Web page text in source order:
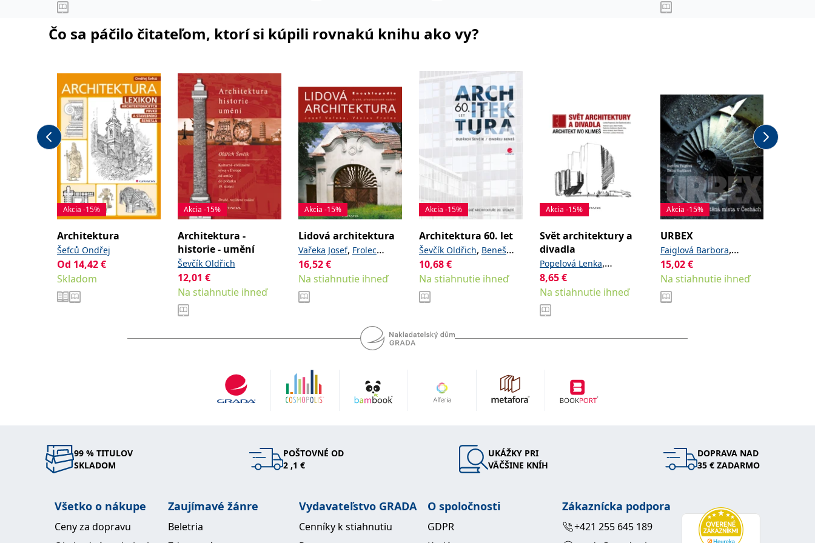
Čo sa páčilo čitateľom, ktorí si kúpili rovnakú knihu ako vy?
Akcia -15%
Architektura
Šefců Ondřej
Od 14,42€
Skladom
Akcia -15%
Architektura -
historie - umění
Ševčík Oldřich
12,01 €
Na stiahnutie ihneď
Akcia -15%
Lidová architektura
Vařeka Josef, Frolec
Václav
16,52€
Na stiahnutie ihneď
Akcia -15%
Architektura 60. let
Ševčík Oldřich, Beneš
Ondřej
10,68€
Na stiahnutie ihneď
Akcia -15%
Svět architektury a
divadla
Popelová Lenka,
Špačková Eva
8,65€
Na stiahnutie ihneď
Akcia -15%
URBEX
Faiglová Barbora,
Havlíková Katka
15,02€
Na stiahnutie ihneď
99 % TITULOV
SKLADOM
POŠTOVNÉ OD
2 ,1 €
UKÁŽKY PRI
VÄČŠINE KNÍH
DOPRAVA NAD
35 € ZADARMO
Všetko o nákupe
Ceny za dopravu
Zaujímavé žánre
Beletria
Vydavateľstvo GRADA
Cenníky k stiahnutiu
O spoločnosti
GDPR
Zákaznícka podpora
+421 255 645 189